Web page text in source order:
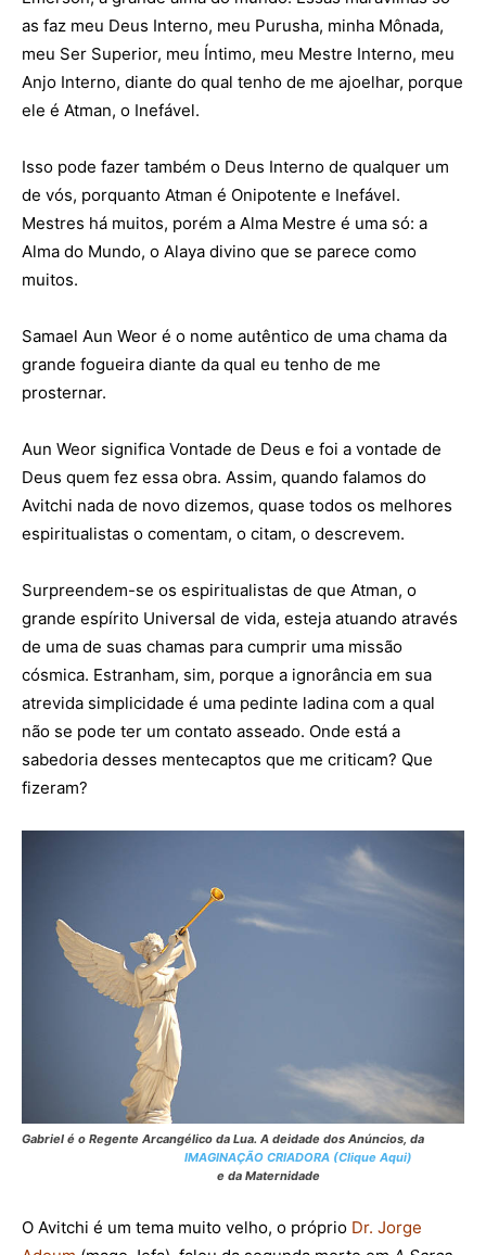
as faz meu Deus Interno, meu Purusha, minha Mônada,
meu Ser Superior, meu Íntimo, meu Mestre Interno, meu
Anjo Interno, diante do qual tenho de me ajoelhar, porque
ele é Atman, o Inefável.
Isso pode fazer também o Deus Interno de qualquer um
de vós, porquanto Atman é Onipotente e Inefável.
Mestres há muitos, porém a Alma Mestre é uma só: a
Alma do Mundo, o Alaya divino que se parece como
muitos.
Samael Aun Weor é o nome autêntico de uma chama da
grande fogueira diante da qual eu tenho de me
prosternar.
Aun Weor significa Vontade de Deus e foi a vontade de
Deus quem fez essa obra. Assim, quando falamos do
Avitchi nada de novo dizemos, quase todos os melhores
espiritualistas o comentam, o citam, o descrevem.
Surpreendem-se os espiritualistas de que Atman, o
grande espírito Universal de vida, esteja atuando através
de uma de suas chamas para cumprir uma missão
cósmica. Estranham, sim, porque a ignorância em sua
atrevida simplicidade é uma pedinte ladina com a qual
não se pode ter um contato asseado. Onde está a
sabedoria desses mentecaptos que me criticam? Que
fizeram?
Gabriel é o Regente Arcangélico da Lua. A deidade dos Anúncios, da
IMAGINAÇÃO CRIADORA (Clique Aqui)
e da Maternidade
O Avitchi é um tema muito velho, o próprio Dr. Jorge